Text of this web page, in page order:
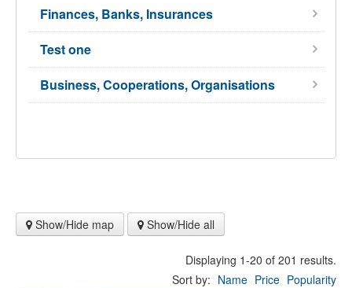
Finances, Banks, Insurances
Test one
Business, Cooperations, Organisations
Show/Hide map Show/Hide all
Displaying 1-20 of 201 results.
Sort by: Name Price Popularity